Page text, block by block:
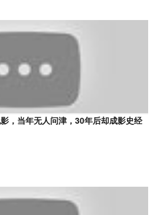
，当年无人问津，30年后却成影史经